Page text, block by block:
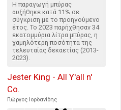
Η παραγωγή μπύρας
αυξήθηκε κατά 11% σε
σύγκριση με το προηγούμενο
έτος. Το 2023 παρήχθησαν 34
εκατομμύρια λίτρα μπύρας, η
χαμηλότερη ποσότητα της
τελευταίας δεκαετίας (2013-
2023).
Jester King - All Y'all n'
Co.
Γιώργος Ιορδανίδης